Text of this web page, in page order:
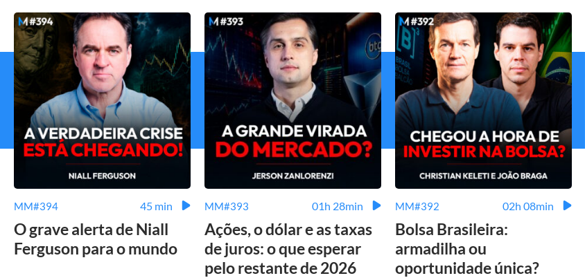
MM#394 45 min
O grave alerta de Niall
Ferguson para o mundo
MM#393 01h 28min
Ações, o dólar e as taxas
de juros: o que esperar
pelo restante de 2026
MM#392 02h 08min
Bolsa Brasileira:
armadilha ou
oportunidade única?